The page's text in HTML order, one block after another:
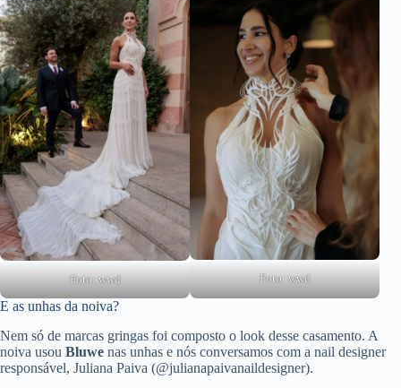
Foto:wwd Foto:wwd
E as unhas da noiva?
Nem só de marcas gringas foi composto o look desse casamento. A
noiva usou Bluwe nas unhas e nós conversamos com a nail designer
responsável, Juliana Paiva (@julianapaivanaildesigner).